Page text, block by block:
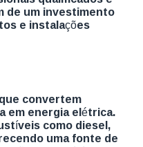
de um investimento
e instalações
convertem
em energia elétrica.
como diesel,
uma fonte de